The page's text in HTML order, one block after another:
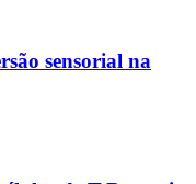
sensorial na